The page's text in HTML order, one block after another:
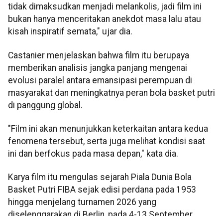
tidak dimaksudkan menjadi melankolis, jadi film ini
bukan hanya menceritakan anekdot masa lalu atau
kisah inspiratif semata," ujar dia.
Castanier menjelaskan bahwa film itu berupaya
memberikan analisis jangka panjang mengenai
evolusi paralel antara emansipasi perempuan di
masyarakat dan meningkatnya peran bola basket putri
di panggung global.
"Film ini akan menunjukkan keterkaitan antara kedua
fenomena tersebut, serta juga melihat kondisi saat
ini dan berfokus pada masa depan," kata dia.
Karya film itu mengulas sejarah Piala Dunia Bola
Basket Putri FIBA sejak edisi perdana pada 1953
hingga menjelang turnamen 2026 yang